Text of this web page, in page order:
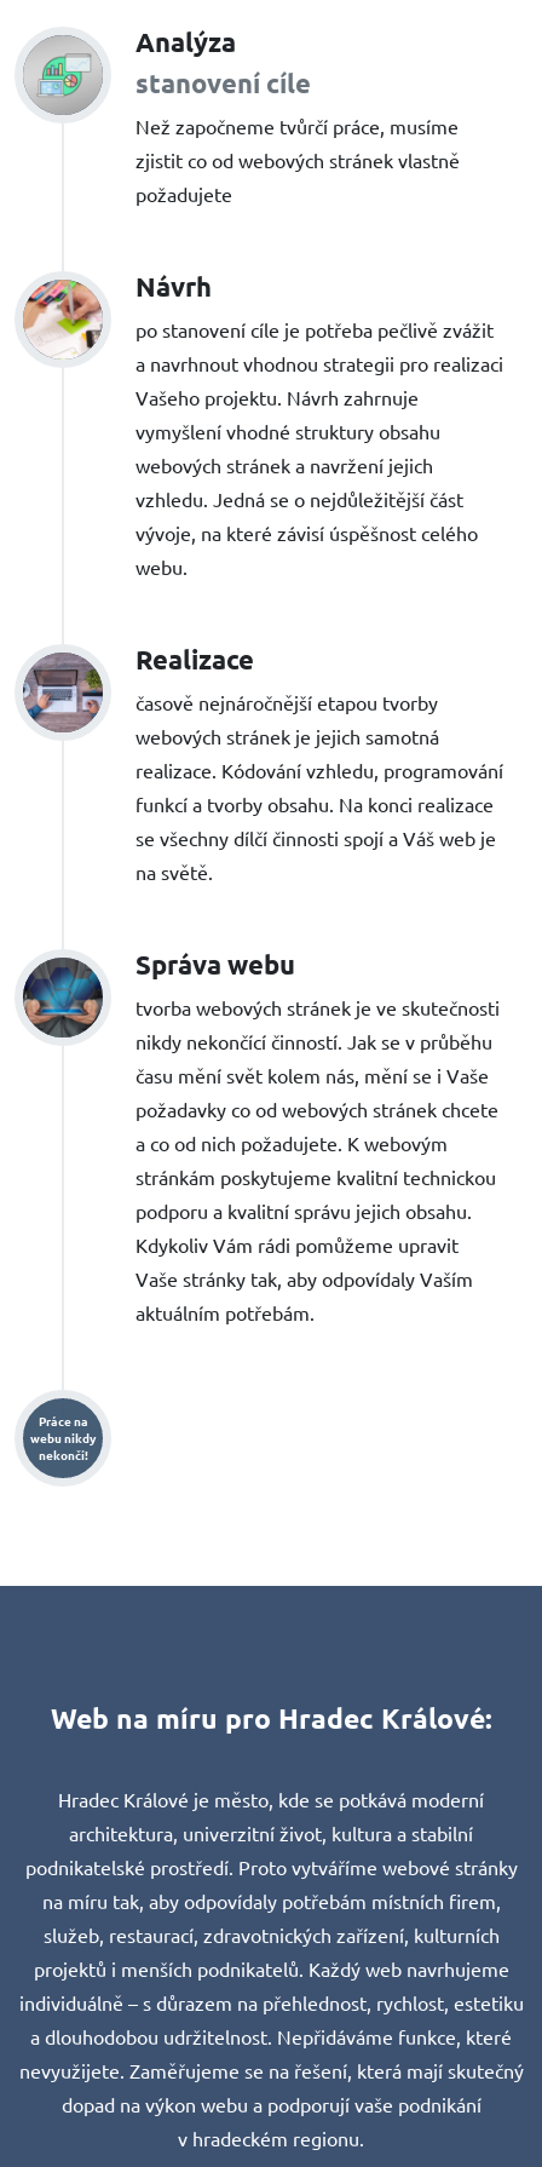
Analýza
stanovení cíle
Než započneme tvůrčí práce, musíme
zjistit co od webových stránek vlastně
požadujete
Návrh
po stanovení cíle je potřeba pečlivě zvážit
a navrhnout vhodnou strategii pro realizaci
Vašeho projektu. Návrh zahrnuje
vymyšlení vhodné struktury obsahu
webových stránek a navržení jejich
vzhledu. Jedná se o nejdůležitější část
vývoje, na které závisí úspěšnost celého
webu.
Realizace
časově nejnáročnější etapou tvorby
webových stránek je jejich samotná
realizace. Kódování vzhledu, programování
funkcí a tvorby obsahu. Na konci realizace
se všechny dílčí činnosti spojí a Váš web je
na světě.
Správa webu
tvorba webových stránek je ve skutečnosti
nikdy nekončící činností. Jak se v průběhu
času mění svět kolem nás, mění se i Vaše
požadavky co od webových stránek chcete
a co od nich požadujete. K webovým
stránkám poskytujeme kvalitní technickou
podporu a kvalitní správu jejich obsahu.
Kdykoliv Vám rádi pomůžeme upravit
Vaše stránky tak, aby odpovídaly Vaším
aktuálním potřebám.
Práce na
webu nikdy
nekončí!
Web na míru pro Hradec Králové:
Hradec Králové je město, kde se potkává moderní
architektura, univerzitní život, kultura a stabilní
podnikatelské prostředí. Proto vytváříme webové stránky
na míru tak, aby odpovídaly potřebám místních firem,
služeb, restaurací, zdravotnických zařízení, kulturních
projektů i menších podnikatelů. Každý web navrhujeme
individuálně – s důrazem na přehlednost, rychlost, estetiku
a dlouhodobou udržitelnost. Nepřidáváme funkce, které
nevyužijete. Zaměřujeme se na řešení, která mají skutečný
dopad na výkon webu a podporují vaše podnikání
v hradeckém regionu.